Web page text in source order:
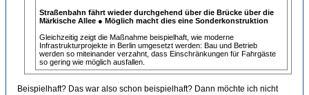
Straßenbahn fährt wieder durchgehend über die Brücke über die
Märkische Allee ● Möglich macht dies eine Sonderkonstruktion
Gleichzeitig zeigt die Maßnahme beispielhaft, wie moderne
Infrastrukturprojekte in Berlin umgesetzt werden: Bau und Betrieb
werden so miteinander verzahnt, dass Einschränkungen für Fahrgäste
so gering wie möglich ausfallen.
Beispielhaft? Das war also schon beispielhaft? Dann möchte ich nicht